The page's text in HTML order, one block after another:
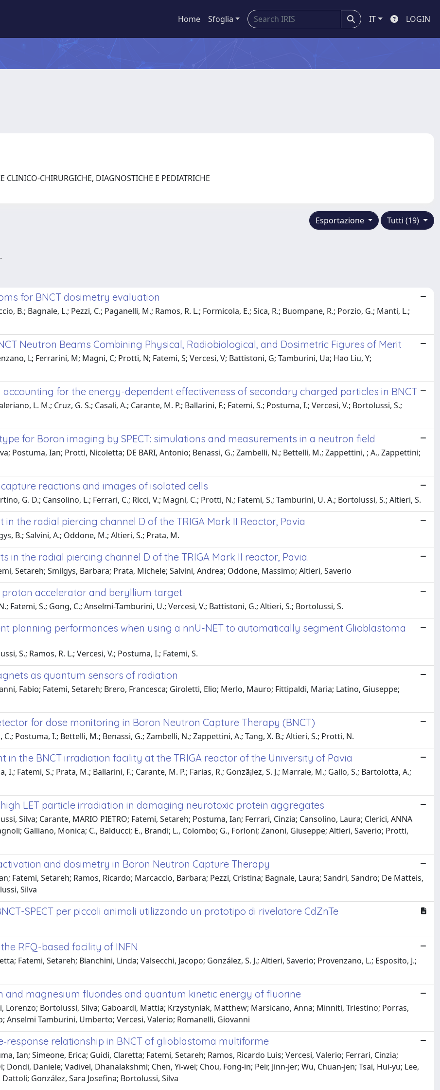
Home Sfoglia IT LOGIN
CLINICO-CHIRURGICHE, DIAGNOSTICHE E PEDIATRICHE
Tutti (19)
Esportazione
for BNCT dosimetry evaluation
B.; Bagnale, L.; Pezzi, C.; Paganelli, M.; Ramos, R. L.; Formicola, E.; Sica, R.; Buompane, R.; Porzio, G.; Manti, L.;
Neutron Beams Combining Physical, Radiobiological, and Dosimetric Figures of Merit
L; Ferrarini, M; Magni, C; Protti, N; Fatemi, S; Vercesi, V; Battistoni, G; Tamburini, Ua; Hao Liu, Y;
for the energy-dependent effectiveness of secondary charged particles in BNCT
L. M.; Cruz, G. S.; Casali, A.; Carante, M. P.; Ballarini, F.; Fatemi, S.; Postuma, I.; Vercesi, V.; Bortolussi, S.;
for Boron imaging by SPECT: simulations and measurements in a neutron field
Postuma, Ian; Protti, Nicoletta; DE BARI, Antonio; Benassi, G.; Zambelli, N.; Bettelli, M.; Zappettini, ; A., Zappettini;
reactions and images of isolated cells
G. D.; Cansolino, L.; Ferrari, C.; Ricci, V.; Magni, C.; Protti, N.; Fatemi, S.; Tamburini, U. A.; Bortolussi, S.; Altieri, S.
the radial piercing channel D of the TRIGA Mark II Reactor, Pavia
B.; Salvini, A.; Oddone, M.; Altieri, S.; Prata, M.
the radial piercing channel D of the TRIGA Mark II reactor, Pavia.
Setareh; Smilgys, Barbara; Prata, Michele; Salvini, Andrea; Oddone, Massimo; Altieri, Saverio
accelerator and beryllium target
Fatemi, S.; Gong, C.; Anselmi-Tamburini, U.; Vercesi, V.; Battistoni, G.; Altieri, S.; Bortolussi, S.
planning performances when using a nnU-NET to automatically segment Glioblastoma
S.; Ramos, R. L.; Vercesi, V.; Postuma, I.; Fatemi, S.
as quantum sensors of radiation
Fabio; Fatemi, Setareh; Brero, Francesca; Giroletti, Elio; Merlo, Mauro; Fittipaldi, Maria; Latino, Giuseppe;
for dose monitoring in Boron Neutron Capture Therapy (BNCT)
Postuma, I.; Bettelli, M.; Benassi, G.; Zambelli, N.; Zappettini, A.; Tang, X. B.; Altieri, S.; Protti, N.
the BNCT irradiation facility at the TRIGA reactor of the University of Pavia
Fatemi, S.; Prata, M.; Ballarini, F.; Carante, M. P.; Farias, R.; Gonzã¡lez, S. J.; Marrale, M.; Gallo, S.; Bartolotta, A.;
LET particle irradiation in damaging neurotoxic protein aggregates
Silva; Carante, MARIO PIETRO; Fatemi, Setareh; Postuma, Ian; Ferrari, Cinzia; Cansolino, Laura; Clerici, ANNA
Galliano, Monica; C., Balducci; E., Brandi; L., Colombo; G., Forloni; Zanoni, Giuseppe; Altieri, Saverio; Protti,
and dosimetry in Boron Neutron Capture Therapy
Fatemi, Setareh; Ramos, Ricardo; Marcaccio, Barbara; Pezzi, Cristina; Bagnale, Laura; Sandri, Sandro; De Matteis,
Silva
SPECT per piccoli animali utilizzando un prototipo di rivelatore CdZnTe
RFQ-based facility of INFN
Fatemi, Setareh; Bianchini, Linda; Valsecchi, Jacopo; González, S. J.; Altieri, Saverio; Provenzano, L.; Esposito, J.;
magnesium fluorides and quantum kinetic energy of fluorine
Lorenzo; Bortolussi, Silva; Gaboardi, Mattia; Krzystyniak, Matthew; Marsicano, Anna; Minniti, Triestino; Porras,
Anselmi Tamburini, Umberto; Vercesi, Valerio; Romanelli, Giovanni
relationship in BNCT of glioblastoma multiforme
Ian; Simeone, Erica; Guidi, Claretta; Fatemi, Setareh; Ramos, Ricardo Luis; Vercesi, Valerio; Ferrari, Cinzia;
Daniele; Vadivel, Dhanalakshmi; Chen, Yi‐wei; Chou, Fong‐in; Peir, Jinn‐jer; Wu, Chuan‐jen; Tsai, Hui‐yu; Lee,
González, Sara Josefina; Bortolussi, Silva